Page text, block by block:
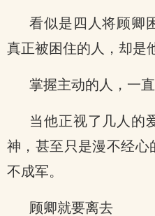
看似是四人将顾卿
真正被困住的人，却是
掌握主动的人，一直
当他正视了几人的
神，甚至只是漫不经
不成军。
顾卿就要离去